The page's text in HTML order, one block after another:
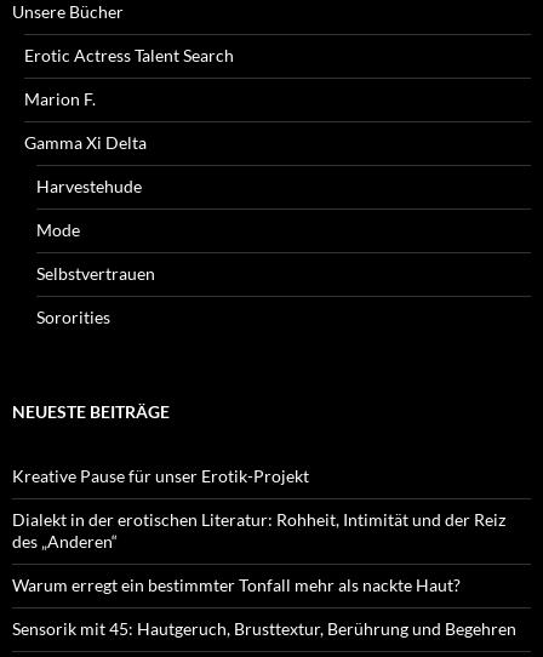
Unsere Bücher
Erotic Actress Talent Search
Marion F.
Gamma Xi Delta
Harvestehude
Mode
Selbstvertrauen
Sororities
NEUESTE BEITRÄGE
Kreative Pause für unser Erotik-Projekt
Dialekt in der erotischen Literatur: Rohheit, Intimität und der Reiz
des „Anderen“
Warum erregt ein bestimmter Tonfall mehr als nackte Haut?
Sensorik mit 45: Hautgeruch, Brusttextur, Berührung und Begehren